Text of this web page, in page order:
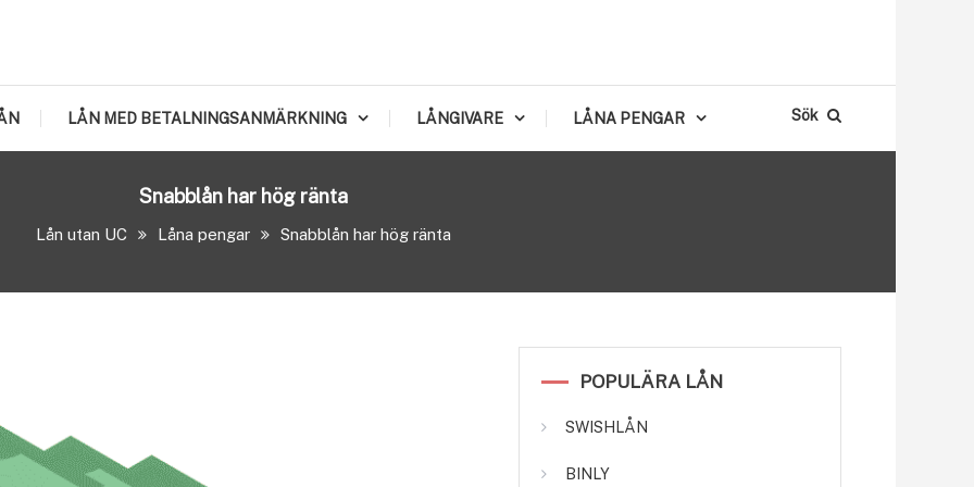
LÅN MED BETALNINGSANMÄRKNING LÅNGIVARE LÅNA PENGAR Sök
Snabblån har hög ränta
Lån utan UC Låna pengar Snabblån har hög ränta
POPULÄRA LÅN
SWISHLÅN
BINLY